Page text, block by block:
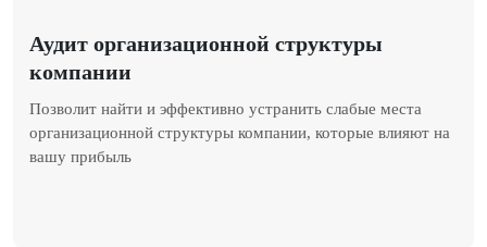
Аудит организационной структуры
компании
Позволит найти и эффективно устранить слабые места
организационной структуры компании, которые влияют на
вашу прибыль